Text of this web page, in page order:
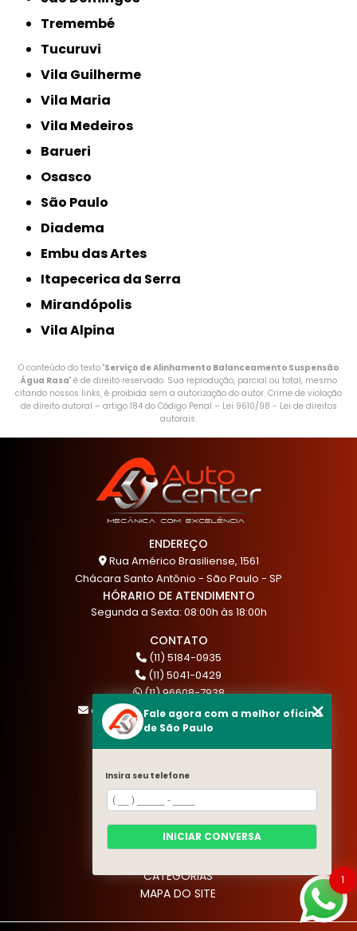
Tremembé
Tucuruvi
Vila Guilherme
Vila Maria
Vila Medeiros
Barueri
Osasco
São Paulo
Diadema
Embu das Artes
Itapecerica da Serra
Mirandópolis
Vila Alpina
O conteúdo do texto "Serviço de Alinhamento Balanceamento Suspensão
Água Rasa" é de direito reservado. Sua reprodução, parcial ou total, mesmo
citando nossos links, é proibida sem a autorização do autor. Crime de violação
de direito autoral – artigo 184 do Código Penal – Lei 9610/98 - Lei de direitos
autorais.
ENDEREÇO
Rua Américo Brasiliense, 1561
Chácara Santo Antônio - São Paulo - SP
HÓRARIO DE ATENDIMENTO
Segunda a Sexta: 08:00h às 18:00h
CONTATO
(11) 5184-0935
(11) 5041-0429
(11) 96608-7938
atendimento@akautocenter.com.br
MENU
HOME
QUEM SOMOS
SERVIÇOS
BLOG
CATEGORIAS
MAPA DO SITE
1
Fale agora com a melhor oficina
de São Paulo
Insira seu telefone
INICIAR CONVERSA